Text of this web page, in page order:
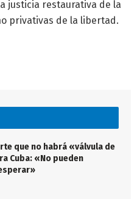
justicia restaurativa de la
privativas de la libertad.
que no habrá «válvula de
Cuba: «No pueden